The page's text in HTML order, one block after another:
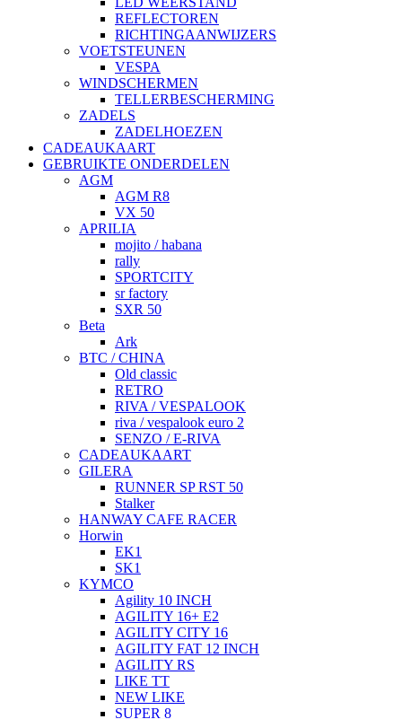
REFLECTOREN
RICHTINGAANWIJZERS
VOETSTEUNEN
VESPA
WINDSCHERMEN
TELLERBESCHERMING
ZADELS
ZADELHOEZEN
CADEAUKAART
GEBRUIKTE ONDERDELEN
AGM
AGM R8
VX 50
APRILIA
mojito / habana
rally
SPORTCITY
sr factory
SXR 50
Beta
Ark
BTC / CHINA
Old classic
RETRO
RIVA / VESPALOOK
riva / vespalook euro 2
SENZO / E-RIVA
CADEAUKAART
GILERA
RUNNER SP RST 50
Stalker
HANWAY CAFE RACER
Horwin
EK1
SK1
KYMCO
Agility 10 INCH
AGILITY 16+ E2
AGILITY CITY 16
AGILITY FAT 12 INCH
AGILITY RS
LIKE TT
NEW LIKE
SUPER 8